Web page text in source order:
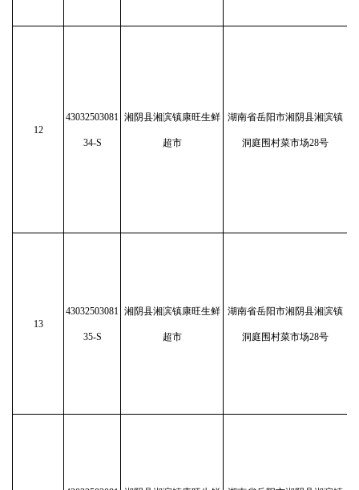
12
43032503081
34-S
湘阴县湘滨镇康旺生鲜
超市
湖南省岳阳市湘阴县湘滨镇
洞庭围村菜市场28号
13
43032503081
35-S
湘阴县湘滨镇康旺生鲜
超市
湖南省岳阳市湘阴县湘滨镇
洞庭围村菜市场28号